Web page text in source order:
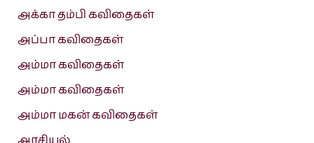
அக்கா தம்பி கவிதைகள்
அப்பா கவிதைகள்
அம்மா கவிதைகள்
அம்மா கவிதைகள்
அம்மா மகன் கவிதைகள்